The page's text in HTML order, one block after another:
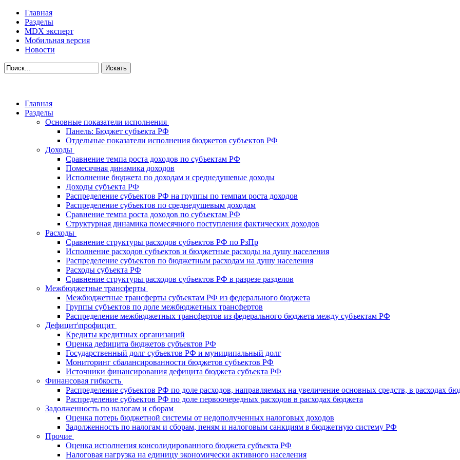
Главная
Разделы
MDX эксперт
Мобильная версия
Новости
Главная
Разделы
Основные показатели исполнения
Панель: Бюджет субъекта РФ
Отдельные показатели исполнения бюджетов субъектов РФ
Доходы
Сравнение темпа роста доходов по субъектам РФ
Помесячная динамика доходов
Исполнение бюджета по доходам и среднедушевые доходы
Доходы субъекта РФ
Распределение субъектов РФ на группы по темпам роста доходов
Распределение субъектов по среднедушевым доходам
Сравнение темпа роста доходов по субъектам РФ
Структурная динамика помесячного поступления фактических доходов
Расходы
Сравнение структуры расходов субъектов РФ по РзПр
Исполнение расходов субъектов и бюджетные расходы на душу населения
Распределение субъектов по бюджетным расходам на душу населения
Расходы субъекта РФ
Сравнение структуры расходов субъектов РФ в разрезе разделов
Межбюджетные трансферты
Межбюджетные трансферты субъектам РФ из федерального бюджета
Группы субъектов по доле межбюджетных трансфертов
Распределение межбюджетных трансфертов из федерального бюджета между субъектам РФ
Дефицит\профицит
Кредиты кредитных организаций
Оценка дефицита бюджетов субъектов РФ
Государственный долг субъектов РФ и муниципальный долг
Мониторинг сбалансированности бюджетов субъектов РФ
Источники финансирования дефицита бюджета субъекта РФ
Финансовая гибкость
Распределение субъектов РФ по доле расходов, направляемых на увеличение основных средств, в расходах
Распределение субъектов РФ по доле первоочередных расходов в расходах бюджета
Задолженность по налогам и сборам
Оценка потерь бюджетной системы от недополученных налоговых доходов
Задолженность по налогам и сборам, пеням и налоговым санкциям в бюджетную систему РФ
Прочие
Оценка исполнения консолидированного бюджета субъекта РФ
Налоговая нагрузка на единицу экономически активного населения